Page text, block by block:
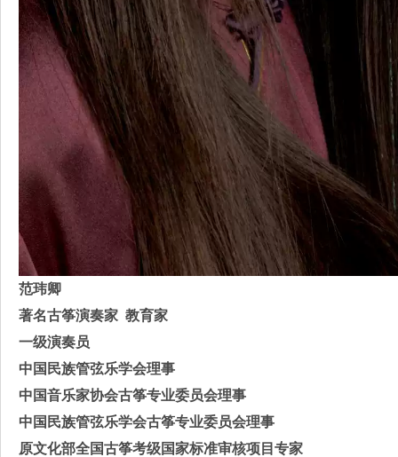
范玮卿
著名古筝演奏家 教育家
一级演奏员
中国民族管弦乐学会理事
中国音乐家协会古筝专业委员会理事
中国民族管弦乐学会古筝专业委员会理事
原文化部全国古筝考级国家标准审核项目专家